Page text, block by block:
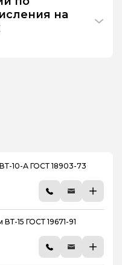
на
10-А ГОСТ 18903-73
15 ГОСТ 19671-91